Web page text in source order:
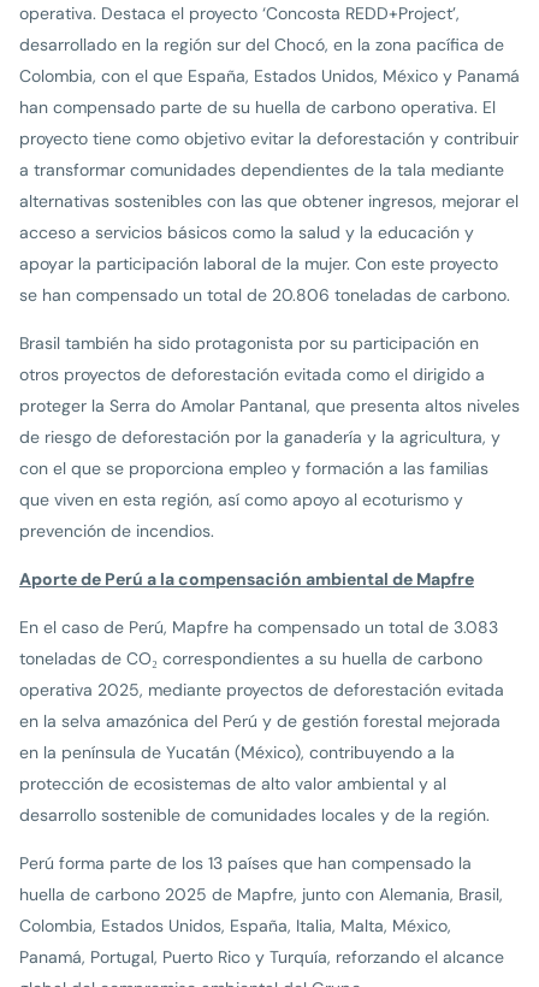
operativa. Destaca el proyecto ‘Concosta REDD+Project’,
desarrollado en la región sur del Chocó, en la zona pacífica de
Colombia, con el que España, Estados Unidos, México y Panamá
han compensado parte de su huella de carbono operativa. El
proyecto tiene como objetivo evitar la deforestación y contribuir
a transformar comunidades dependientes de la tala mediante
alternativas sostenibles con las que obtener ingresos, mejorar el
acceso a servicios básicos como la salud y la educación y
apoyar la participación laboral de la mujer. Con este proyecto
se han compensado un total de 20.806 toneladas de carbono.
Brasil también ha sido protagonista por su participación en
otros proyectos de deforestación evitada como el dirigido a
proteger la Serra do Amolar Pantanal, que presenta altos niveles
de riesgo de deforestación por la ganadería y la agricultura, y
con el que se proporciona empleo y formación a las familias
que viven en esta región, así como apoyo al ecoturismo y
prevención de incendios.
Aporte de Perú a la compensación ambiental de Mapfre
En el caso de Perú, Mapfre ha compensado un total de 3.083
toneladas de CO₂ correspondientes a su huella de carbono
operativa 2025, mediante proyectos de deforestación evitada
en la selva amazónica del Perú y de gestión forestal mejorada
en la península de Yucatán (México), contribuyendo a la
protección de ecosistemas de alto valor ambiental y al
desarrollo sostenible de comunidades locales y de la región.
Perú forma parte de los 13 países que han compensado la
huella de carbono 2025 de Mapfre, junto con Alemania, Brasil,
Colombia, Estados Unidos, España, Italia, Malta, México,
Panamá, Portugal, Puerto Rico y Turquía, reforzando el alcance